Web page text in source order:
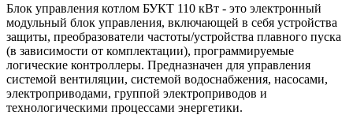
Блок управления котлом БУКТ 110 кВт - это электронный
модульный блок управления, включающей в себя устройства
защиты, преобразователи частоты/устройства плавного пуска
(в зависимости от комплектации), программируемые
логические контроллеры. Предназначен для управления
системой вентиляции, системой водоснабжения, насосами,
электроприводами, группой электроприводов и
технологическими процессами энергетики.